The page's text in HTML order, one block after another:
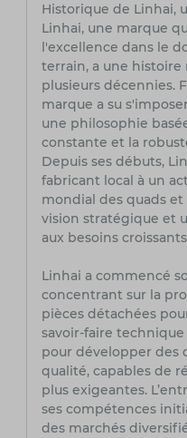
Historique de Linhai,
Linhai, une marque
l'excellence dans le
terrain, a une
plusieurs décennies.
marque a su
une philosophie
constante et la
Depuis ses débuts,
fabricant local à un
mondial des quads et
vision stratégique et
aux besoins
Linhai a commencé
concentrant sur la
pièces détachées
savoir-faire
pour développer des
qualité, capables de
plus exigeantes.
ses compétences
des marchés